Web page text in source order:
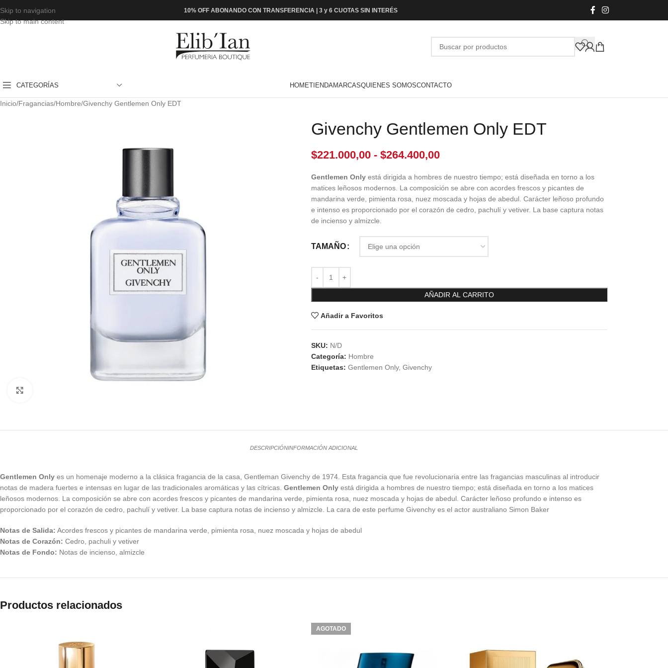
Skip to navigation
Skip to main content
10% OFF ABONANDO CON TRANSFERENCIA | 3 y 6 CUOTAS SIN INTERÉS
CATEGORÍAS HOMETIENDAMARCASQUIENES SOMOSCONTACTO
Inicio Fragancias Hombre Givenchy Gentlemen Only EDT
Givenchy Gentlemen Only EDT
$221.000,00 - $264.400,00
Gentlemen Onlyestá dirigida a hombres de nuestro tiempo; está diseñada en torno a los
matices leñosos modernos. La composición se abre con acordes frescos y picantes de
mandarina verde, pimienta rosa, nuez moscada y hojas de abedul. Carácter leñoso profundo
e intenso es proporcionado por el corazón de cedro, pachulí y vetiver. La base captura notas
de incienso y almizcle.
TAMAÑO
AÑADIR AL CARRITO
Añadir a Favoritos
SKU: N/D
Categoría: Hombre
Etiquetas: Gentlemen Only, Givenchy
DESCRIPCIÓNINFORMACIÓN ADICIONAL
Gentlemen Only es un homenaje moderno a la clásica fragancia de la casa, Gentleman Givenchy de 1974. Esta fragancia que fue revolucionaria entre las fragancias masculinas al introducir
notas de madera fuertes e intensas en lugar de las tradicionales aromáticas y las cítricas. Gentlemen Only está dirigida a hombres de nuestro tiempo; está diseñada en torno a los matices
leñosos modernos. La composición se abre con acordes frescos y picantes de mandarina verde, pimienta rosa, nuez moscada y hojas de abedul. Carácter leñoso profundo e intenso es
proporcionado por el corazón de cedro, pachulí y vetiver. La base captura notas de incienso y almizcle. La cara de este perfume Givenchy es el actor australiano Simon Baker
Notas de Salida: Acordes frescos y picantes de mandarina verde, pimienta rosa, nuez moscada y hojas de abedul
Notas de Corazón: Cedro, pachuli y vetiver
Notas de Fondo: Notas de incienso, almizcle
Productos relacionados
AGOTADO